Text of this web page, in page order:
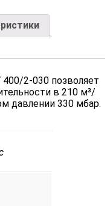
400/2-030 позволяет
в 210 м³/
давлении 330 мбар.